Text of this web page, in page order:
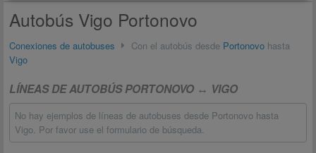
Autobús Vigo Portonovo
Conexiones de autobuses Con el autobús desde Portonovo hasta
Vigo
LÍNEAS DE AUTOBÚS PORTONOVO ↔ VIGO
No hay ejemplos de líneas de autobuses desde Portonovo hasta
Vigo. Por favor use el formulario de búsqueda.